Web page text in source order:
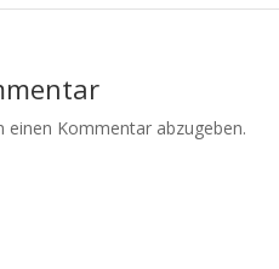
einen Kommentar abzugeben.